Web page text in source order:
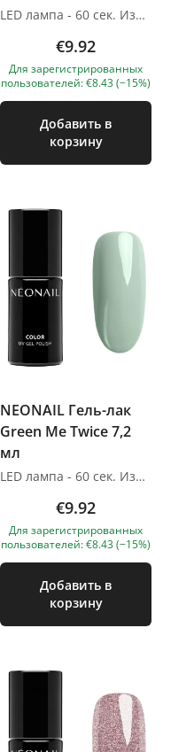
LED лампа - 60 сек. Изображения продуктов носят иллюстративный характер. Если у вас есть какие-либо вопросы, мы всегда ждем вашего письма nanatallinn@gmail.com
€9.92
Для зарегистрированных
пользователей: €8.43 (−15%)
Добавить в
корзину
NEONAIL Гель-лак
Green Me Twice 7,2
мл
LED лампа - 60 сек. Изображения продуктов носят иллюстративный характер. Если у вас есть какие-либо вопросы, мы всегда ждем вашего письма nanatallinn@gmail.com
€9.92
Для зарегистрированных
пользователей: €8.43 (−15%)
Добавить в
корзину